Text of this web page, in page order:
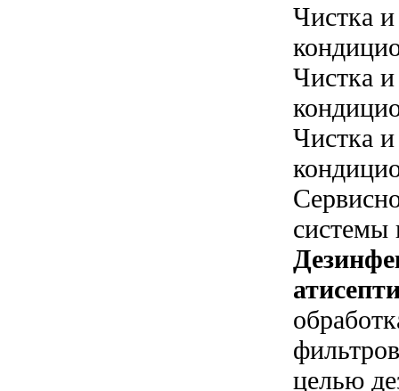
Чистка
Чистка
Чистка
системы
целью